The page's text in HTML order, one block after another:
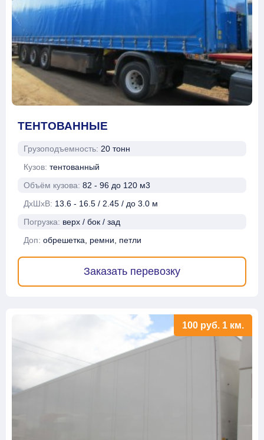
ТЕНТОВАННЫЕ
Грузоподъемность: 20 тонн
Кузов: тентованный
Объём кузова: 82 - 96 до 120 м3
ДхШхВ: 13.6 - 16.5 / 2.45 / до 3.0 м
Погрузка: верх / бок / зад
Доп: обрешетка, ремни, петли
Заказать перевозку
100 руб. 1 км.